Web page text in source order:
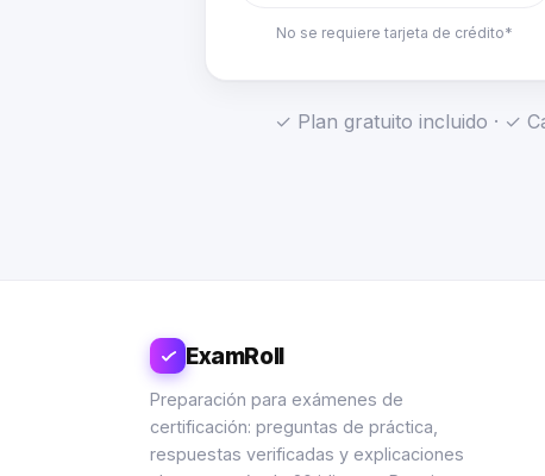
No se requiere tarjeta de crédito*
✓ Plan gratuito incluido · ✓
ExamRoll
Preparación para exámenes de
certificación: preguntas de práctica,
respuestas verificadas y explicaciones